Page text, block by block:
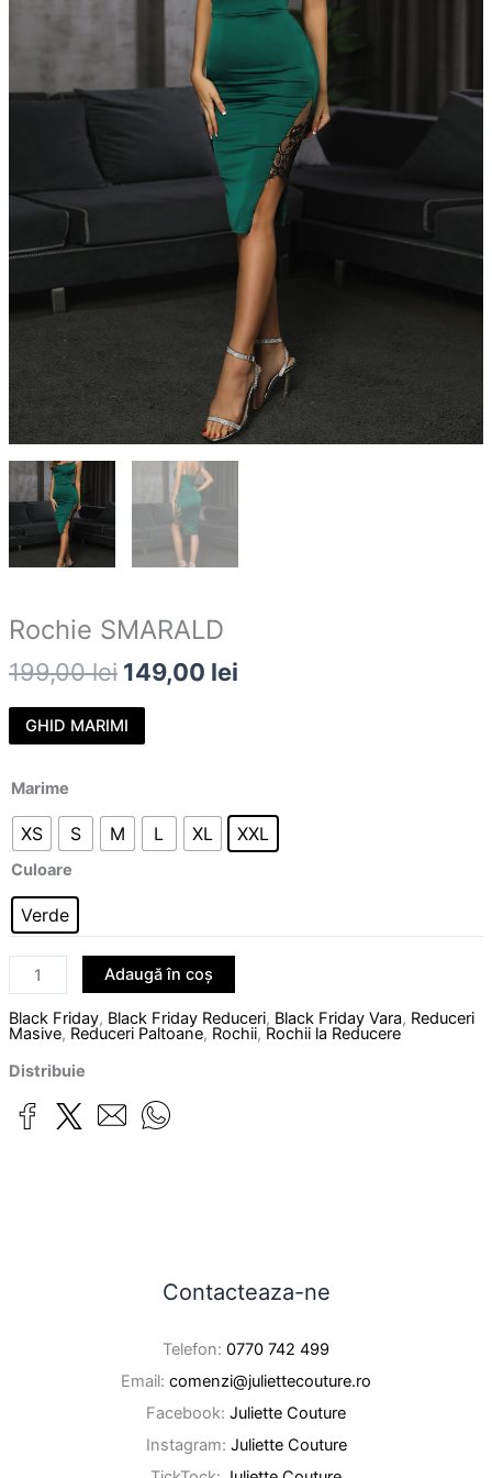
Rochie SMARALD
199,00lei 149,00 lei
GHID MARIMI
Marime
XS S M L XL XXL
Culoare
Verde
Adaugă în coș
Black Friday, Black Friday Reduceri, Black Friday Vara, Reduceri
Masive, Reduceri Paltoane, Rochii, Rochii la Reducere
Distribuie
Contacteaza-ne
Telefon: 0770 742 499
Email: comenzi@juliettecouture.ro
Facebook: Juliette Couture
Instagram: Juliette Couture